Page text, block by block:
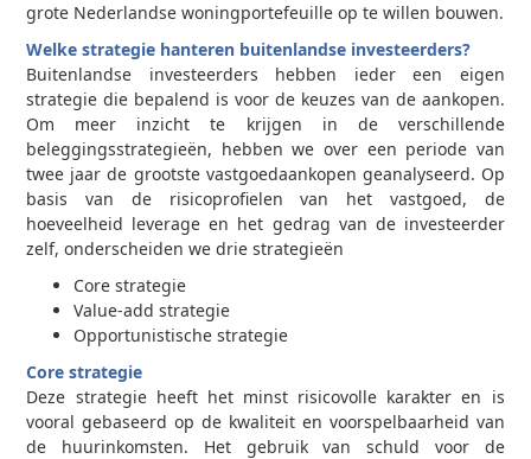
grote Nederlandse woningportefeuille op te willen bouwen.
Welke strategie hanteren buitenlandse investeerders?
Buitenlandse investeerders hebben ieder een eigen
strategie die bepalend is voor de keuzes van de aankopen.
Om meer inzicht te krijgen in de verschillende
beleggingsstrategieën, hebben we over een periode van
twee jaar de grootste vastgoedaankopen geanalyseerd. Op
basis van de risicoprofielen van het vastgoed, de
hoeveelheid leverage en het gedrag van de investeerder
zelf, onderscheiden we drie strategieën
Core strategie
Value-add strategie
Opportunistische strategie
Core strategie
Deze strategie heeft het minst risicovolle karakter en is
vooral gebaseerd op de kwaliteit en voorspelbaarheid van
de huurinkomsten. Het gebruik van schuld voor de